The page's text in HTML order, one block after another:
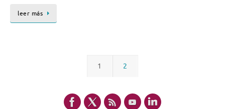
leer más
1 2